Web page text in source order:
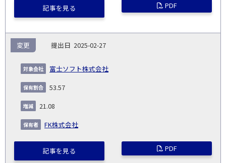
記事を見る PDF
2025-02-27
富士ソフト株式会社
変更
53.57
21.08
FK株式会社
記事を見る PDF